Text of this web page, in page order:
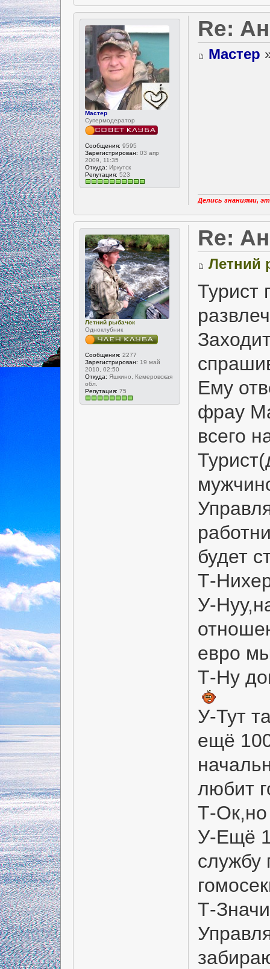
Мастер
Супермодератор
Сообщения: 9595
Зарегистрирован: 03 апр
2009, 11:35
Откуда: Иркутск
Репутация: 523
Re:
Мастер
Делись знаниями,
Летний рыбачок
Одноклубник
Сообщения: 2277
Зарегистрирован: 19 май
2010, 02:50
Откуда: Яшкино, Кемеровская
обл.
Репутация: 75
Re:
Летний
Турист
Ему
фрау
всего
будет
Т-
У-
евро
Т-Ну
У-Тут
ещё
любит
Т-
У-Ещё
службу
Т-